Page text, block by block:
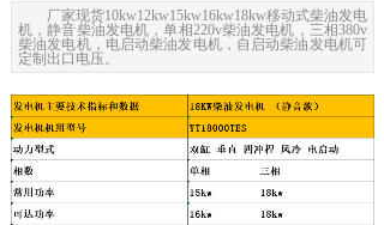
厂家现货10kw12kw15kw16kw18kw移动式柴油发电
机，静音柴油发电机，单相220v柴油发电机，三相380v
柴油发电机，电启动柴油发电机，自启动柴油发电机可
定制出口电压。